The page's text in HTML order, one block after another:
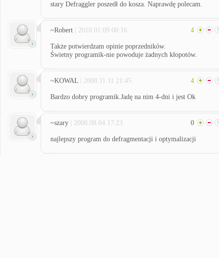
stary Defraggler poszedł do kosza. Naprawdę polecam.
~Robert | 2010.01.09 00:16 4
Także potwierdzam opinie poprzedników.
Świetny programik-nie powoduje żadnych kłopotów.
~KOWAL | 2008.11.11 21:45 4
Bardzo dobry programik.Jadę na nim 4-dni i jest Ok
~szary | 2008.08.04 17:23 0
najlepszy program do defragmentacji i optymalizacji